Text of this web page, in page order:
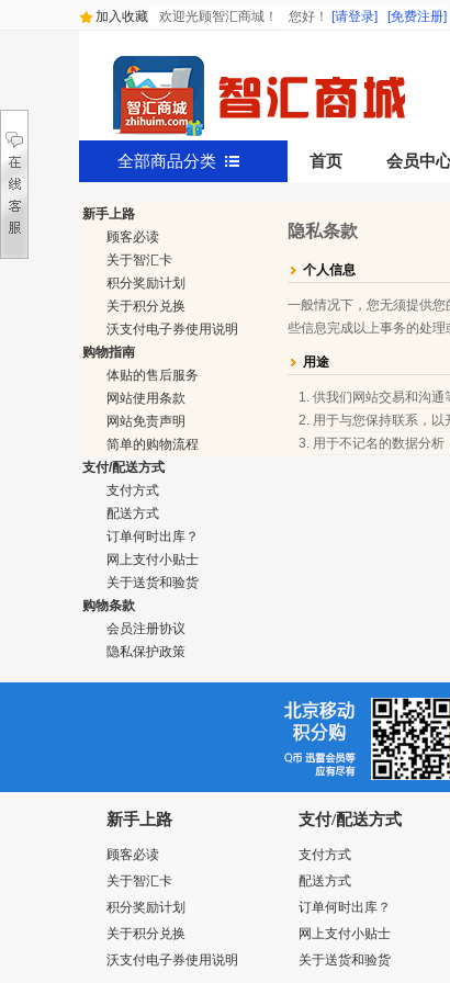
加入收藏 欢迎光顾智汇商城！ 您好 ！ [请登录] [免费注册]
首页 会员中
全部商品分类
新手上路
顾客必读
关于智汇卡
积分奖励计划
关于积分兑换
沃支付电子券使用说明
购物指南
体贴的售后服务
网站使用条款
网站免责声明
简单的购物流程
支付/配送方式
支付方式
配送方式
订单何时出库？
网上支付小贴士
关于送货和验货
购物条款
会员注册协议
隐私保护政策
隐私条款
个人信息
一般情况下，您无须提供
些信息完成以上事务的处理
用途
供我们网站交易和沟通
用于与您保持联系，以
用于不记名的数据分析
新手上路
顾客必读
关于智汇卡
积分奖励计划
关于积分兑换
沃支付电子券使用说明
支付/配送方式
支付方式
配送方式
订单何时出库？
网上支付小贴士
关于送货和验货